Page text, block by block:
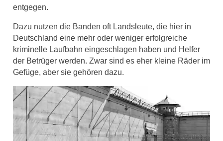
entgegen.
Dazu nutzen die Banden oft Landsleute, die hier in
Deutschland eine mehr oder weniger erfolgreiche
kriminelle Laufbahn eingeschlagen haben und Helfer
der Betrüger werden. Zwar sind es eher kleine Räder im
Gefüge, aber sie gehören dazu.